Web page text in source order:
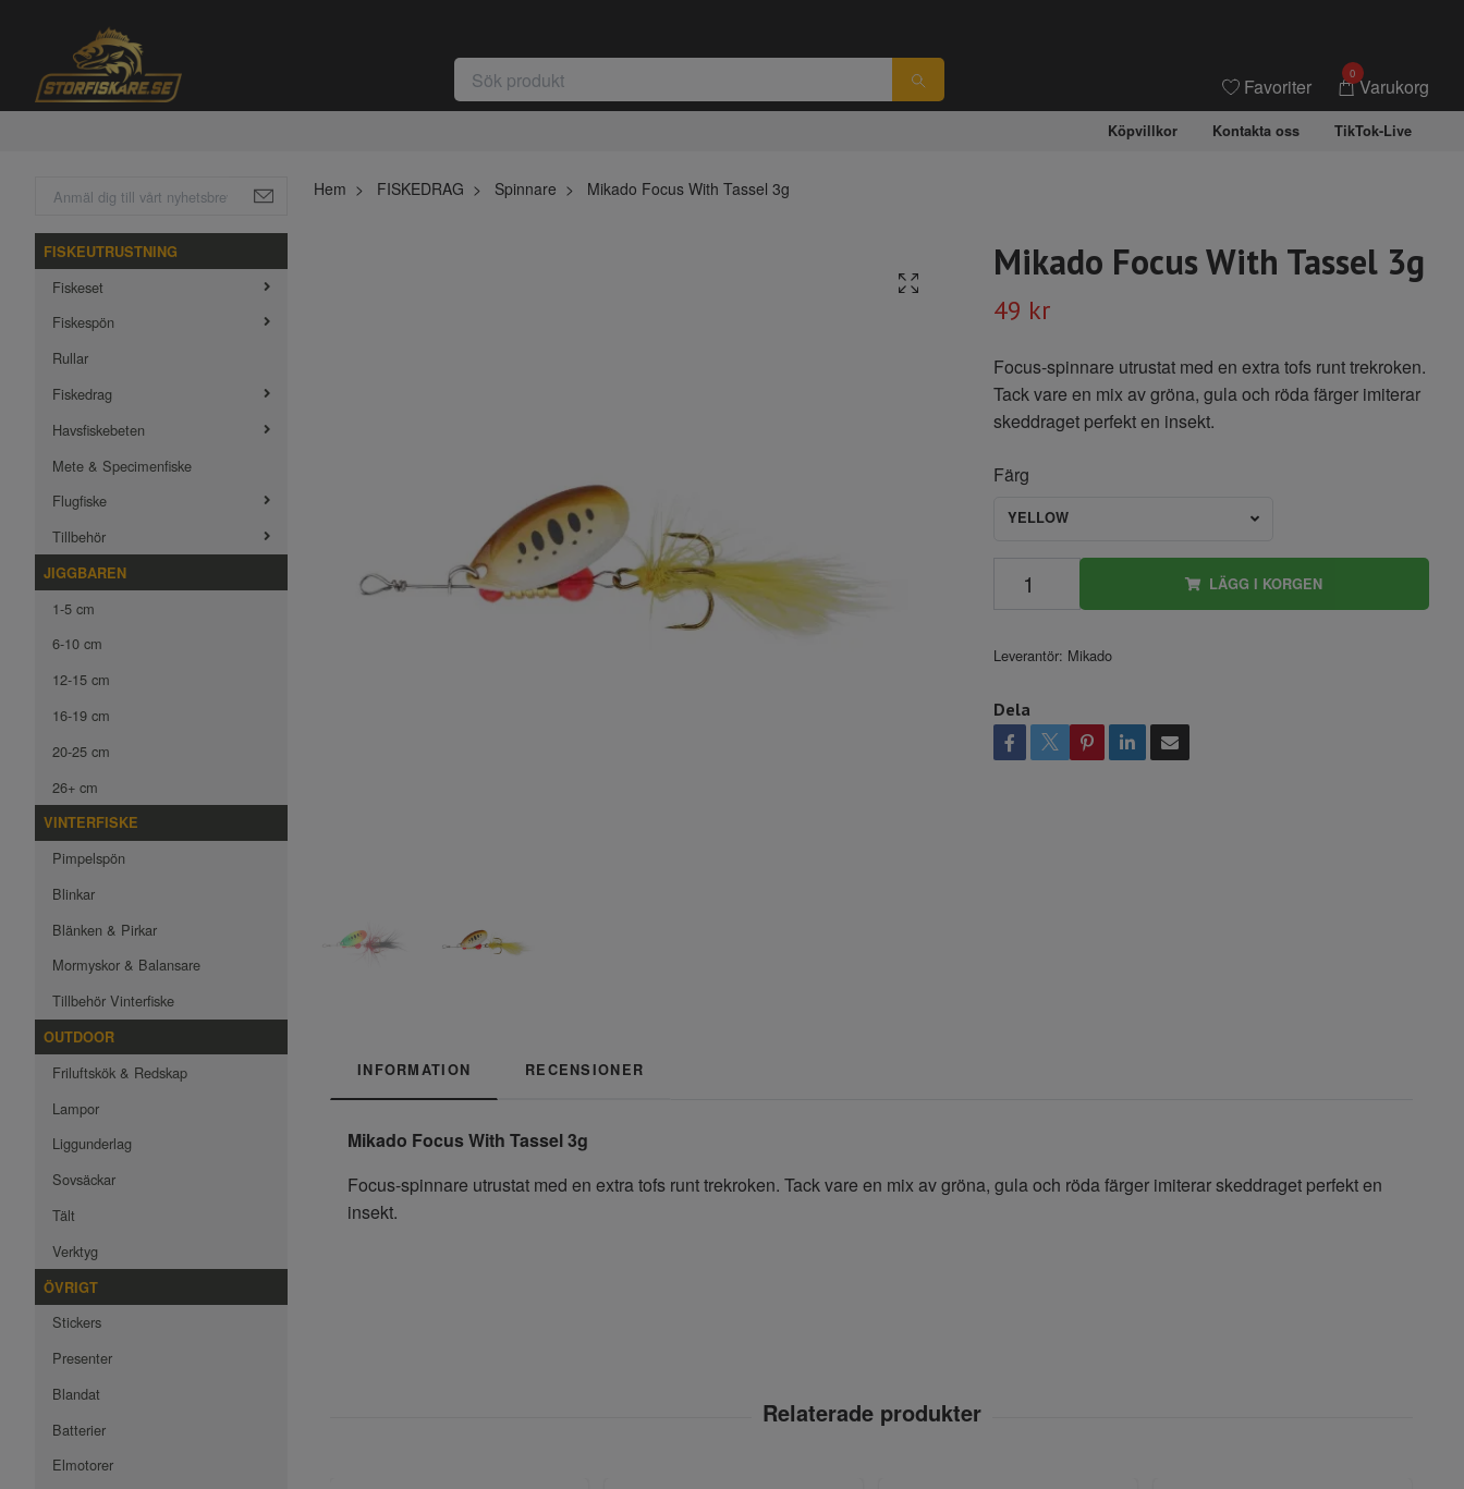
Favoriter
0
Varukorg
Köpvillkor Kontakta oss TikTok-Live
FISKEUTRUSTNING
Fiskeset
Fiskespön
Rullar
Fiskedrag
Havsfiskebeten
Mete & Specimenfiske
Flugfiske
Tillbehör
JIGGBAREN
1-5 cm
6-10 cm
12-15 cm
16-19 cm
20-25 cm
26+ cm
VINTERFISKE
Pimpelspön
Blinkar
Blänken & Pirkar
Mormyskor & Balansare
Tillbehör Vinterfiske
OUTDOOR
Friluftskök & Redskap
Lampor
Liggunderlag
Sovsäckar
Tält
Verktyg
ÖVRIGT
Stickers
Presenter
Blandat
Batterier
Elmotorer
Hem FISKEDRAG Spinnare Mikado Focus With Tassel 3g
Mikado Focus With Tassel 3g
49 kr
Focus-spinnare utrustat med en extra tofs runt trekroken.
Tack vare en mix av gröna, gula och röda färger imiterar
skeddraget perfekt en insekt.
Färg
YELLOW
LÄGG I KORGEN
Leverantör: Mikado
Dela
INFORMATION RECENSIONER
Mikado Focus With Tassel 3g
Focus-spinnare utrustat med en extra tofs runt trekroken. Tack vare en mix av gröna, gula och röda färger imiterar skeddraget perfekt en
insekt.